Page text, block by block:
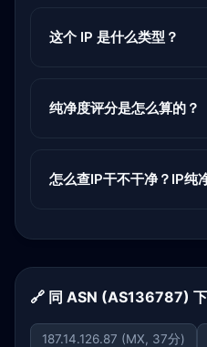
这个 IP 是什么类型？
纯净度评分是怎么算的？
怎么查IP干不干净？IP纯
🔗 同 ASN (AS136787)
187.14.126.87 (MX, 37分)